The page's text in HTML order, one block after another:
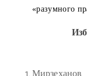
«разумного
Мирзеханов